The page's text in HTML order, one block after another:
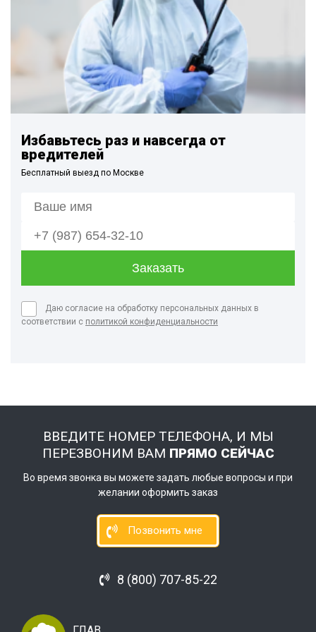
Избавьтесь раз и навсегда от
вредителей
Бесплатный выезд по Москве
Даю согласие на обработку персональных данных в
соответствии с политикой конфиденциальности
ВВЕДИТЕ НОМЕР ТЕЛЕФОНА, И МЫ
ПЕРЕЗВОНИМ ВАМ ПРЯМО СЕЙЧАС
Во время звонка вы можете задать любые вопросы и при
желании оформить заказ
Позвонить мне
8 (800) 707-85-22